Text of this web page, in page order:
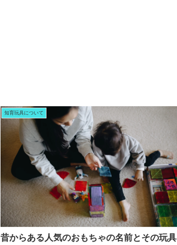
知育玩具について
昔からある人気のおもちゃの名前とその玩具